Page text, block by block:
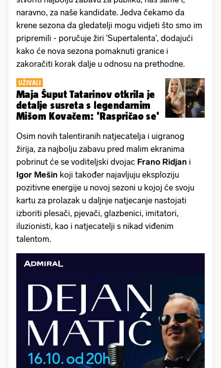
naravno, za naše kandidate. Jedva čekamo da
krene sezona da gledatelji mogu vidjeti što smo im
pripremili - poručuje žiri 'Supertalenta', dodajući
kako će nova sezona pomaknuti granice i
zakoračiti korak dalje u odnosu na prethodne.
UŽIVALI
Maja Šuput Tatarinov otkrila je
detalje susreta s legendarnim
Mišom Kovačem: 'Raspričao se'
Osim novih talentiranih natjecatelja i uigranog
žirija, za najbolju zabavu pred malim ekranima
pobrinut će se voditeljski dvojac Frano Ridjan i
Igor Mešin koji također najavljuju eksploziju
pozitivne energije u novoj sezoni u kojoj će svoju
kartu za prolazak u daljnje natjecanje nastojati
izboriti plesači, pjevači, glazbenici, imitatori,
iluzionisti, kao i natjecatelji s nikad viđenim
talentom.